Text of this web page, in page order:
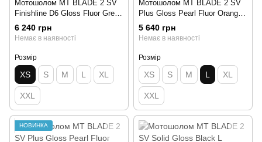
Мотошолом MT BLADE 2 SV
Finishline D6 Gloss Fluor Green
XS
6 240 грн
Немає в наявності
Розмір
XS S M L XL
XXL
Мотошолом MT BLADE 2 SV
Plus Gloss Pearl Fluor Orange
L
5 640 грн
Немає в наявності
Розмір
XS S M L XL
XXL
НОВИНКА